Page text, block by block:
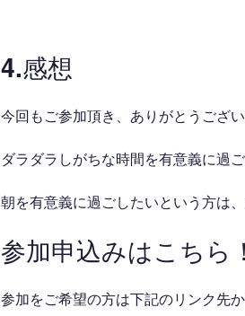
4.感想
今回もご参加頂き、ありがとうござい
ダラダラしがちな時間を有意義に過
朝を有意義に過ごしたいという方は
参加申込みはこちら！
参加をご希望の方は下記のリンク先